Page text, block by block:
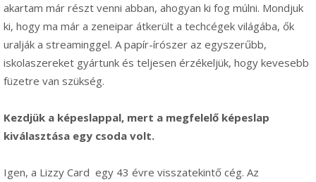
akartam már részt venni abban, ahogyan ki fog múlni. Mondjuk
ki, hogy ma már a zeneipar átkerült a techcégek világába, ők
uralják a streaminggel. A papír-írószer az egyszerűbb,
iskolaszereket gyártunk és teljesen érzékeljük, hogy kevesebb
füzetre van szükség.
Kezdjük a képeslappal, mert a megfelelő képeslap
kiválasztása egy csoda volt.
Igen, a Lizzy Card egy 43 évre visszatekintő cég. Az